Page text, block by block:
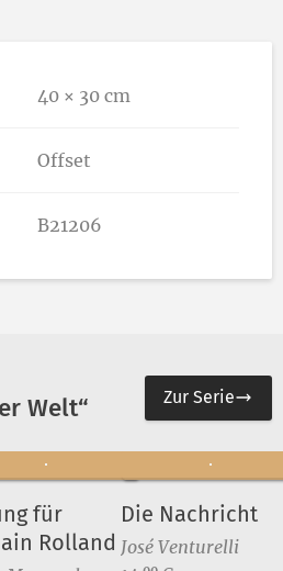
40 × 30 cm
Offset
B21206
Welt“ Zur Serie
für
Rolland
Die Nachricht
José Venturelli